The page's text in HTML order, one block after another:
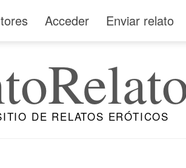
Acceder Enviar relato
DE RELATOS ERÓTICOS